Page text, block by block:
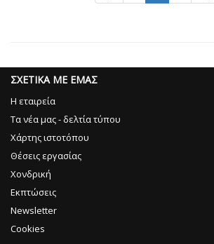
ΣΧΕΤΙΚΑ ΜΕ ΕΜΑΣ
Η εταιρεία
Τα νέα μας - δελτία τύπου
Χάρτης ιστοτόπου
Θέσεις εργασίας
Χονδρική
Εκπτώσεις
Newsletter
Cookies